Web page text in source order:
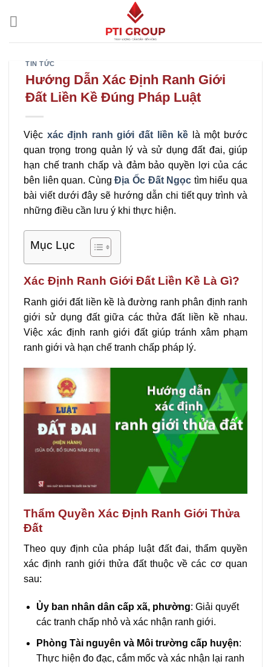
TIN TỨC
Hướng Dẫn Xác Định Ranh Giới
Đất Liền Kề Đúng Pháp Luật
Việc xác định ranh giới đất liền kề là một bước
quan trọng trong quản lý và sử dụng đất đai, giúp
hạn chế tranh chấp và đảm bảo quyền lợi của các
bên liên quan. CùngĐịa Ốc Đất Ngọc tìm hiểu qua
bài viết dưới đây sẽ hướng dẫn chi tiết quy trình và
những điều cần lưu ý khi thực hiện.
Mục Lục
Xác Định Ranh Giới Đất Liền Kề Là Gì?
Ranh giới đất liền kề là đường ranh phân định ranh
giới sử dụng đất giữa các thửa đất liền kề nhau.
Việc xác định ranh giới đất giúp tránh xâm phạm
ranh giới và hạn chế tranh chấp pháp lý.
Thẩm Quyền Xác Định Ranh Giới Thửa
Đất
Theo quy định của pháp luật đất đai, thẩm quyền
xác định ranh giới thửa đất thuộc về các cơ quan
sau:
Ủy ban nhân dân cấp xã, phường: Giải quyết
các tranh chấp nhỏ và xác nhận ranh giới.
Phòng Tài nguyên và Môi trường cấp huyện:
Thực hiện đo đạc, cắm mốc và xác nhận lại ranh